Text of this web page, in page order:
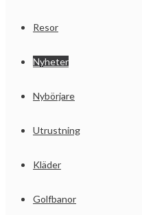
Resor
Nyheter
Nybörjare
Utrustning
Kläder
Golfbanor